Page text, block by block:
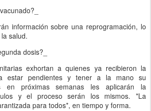
información sobre una reprogramación, lo
salud.
dosis?_
exhortan a quienes ya recibieron la
estar pendientes y tener a la mano su
en próximas semanas les aplicarán la
y el proceso serán los mismos. *La
para todos*, en tiempo y forma.